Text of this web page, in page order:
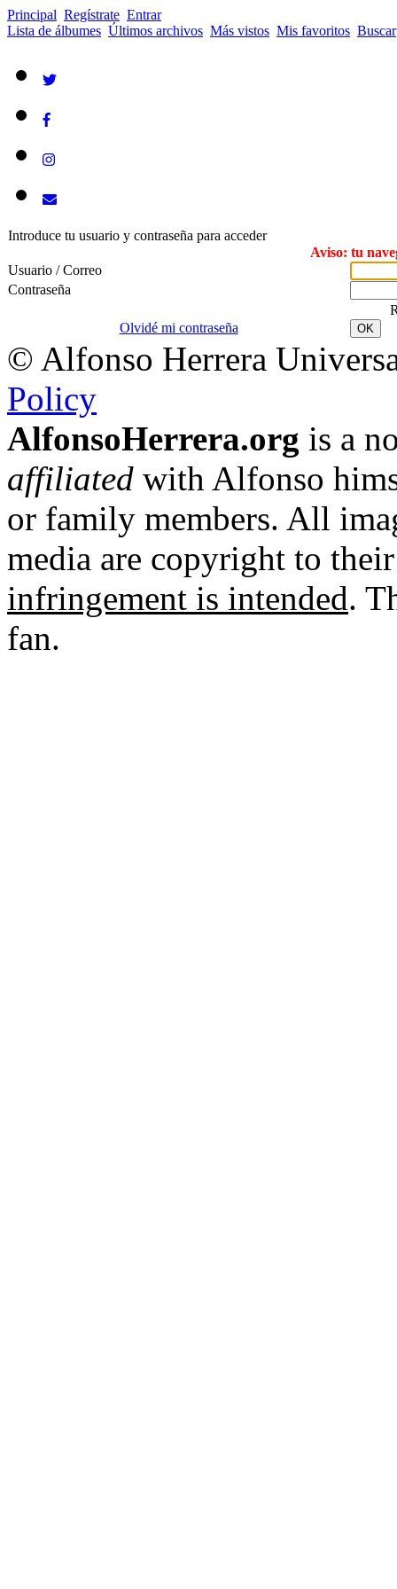
Principal Regístrate Entrar
Lista de álbumes Últimos archivos Más vistos Mis favoritos Buscar
Introduce tu usuario y contraseña para acceder
Aviso: tu
Usuario / Correo
Contraseña
Olvidé mi contraseña
OK
© Alfonso Herrera
Policy
AlfonsoHerrera.org is a
affiliated with Alfonso
or family members. All
media are copyright to
infringement is intended.
fan.